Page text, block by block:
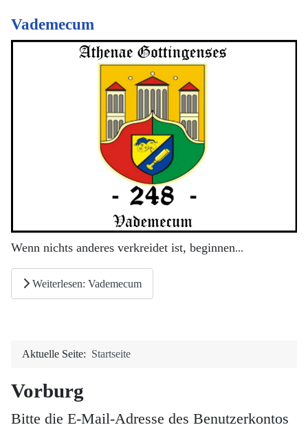
Vademecum
Wenn nichts anderes verkreidet ist, beginnen...
Weiterlesen: Vademecum
Aktuelle Seite: Startseite
Vorburg
Bitte die E-Mail-Adresse des Benutzerkontos